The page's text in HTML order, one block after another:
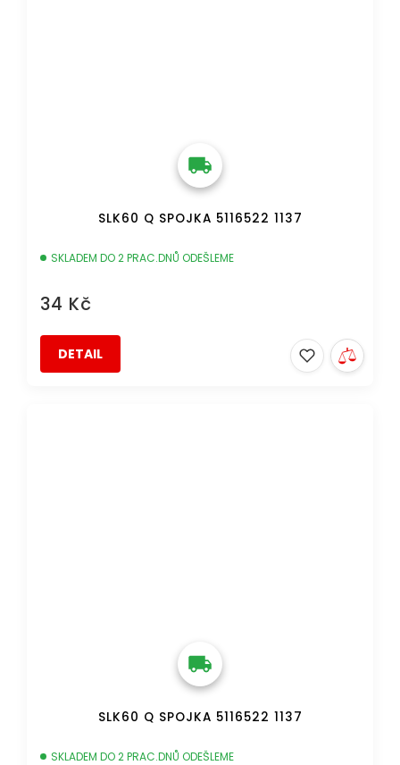
SLK60 Q SPOJKA 5116522 1137
SKLADEM DO 2 PRAC.DNŮ ODEŠLEME
34 Kč
DETAIL
SLK60 Q SPOJKA 5116522 1137
SKLADEM DO 2 PRAC.DNŮ ODEŠLEME